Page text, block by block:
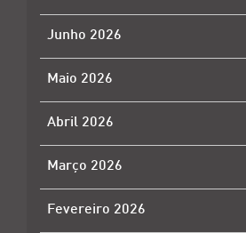
Junho 2026
Maio 2026
Abril 2026
Março 2026
Fevereiro 2026